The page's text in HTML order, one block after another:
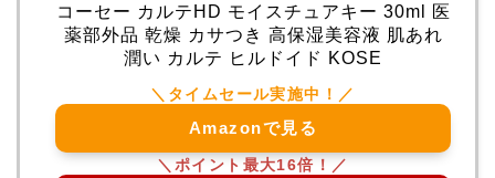
コーセー カルテHD モイスチュアキー 30ml 医
薬部外品 乾燥 カサつき 高保湿美容液 肌あれ
潤い カルテ ヒルドイド KOSE
Amazonで見る